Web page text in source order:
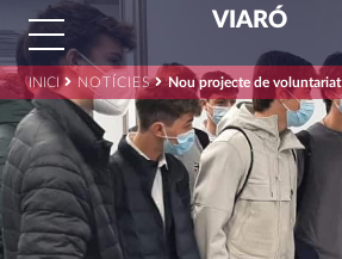
VIARÓ
INICI NOTÍCIES Nou projecte de voluntariat